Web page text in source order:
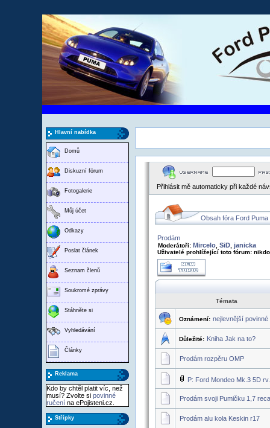
Hlavní nabídka
Domů
Diskuzní fórum
Fotogalerie
Můj účet
Odkazy
Poslat článek
Seznam členů
Soukromé zprávy
Stáhněte si
Vyhledávání
Články
Reklama
Kdo by chtěl platit víc, než
musí? Zvolte si povinné
ručení na ePojisteni.cz.
Střípky
Přihlásit mě automaticky při každé
Obsah fóra Ford Puma
Prodám
Moderátoři: Mircelo SiD janicka
Uživatelé prohlížející toto fórum:
Témata
Oznámení: nejlevnější
Důležité: Kniha Jak na to?
Prodám rozpěru OMP
P: Ford Mondeo Mk.3 5D
Prodám svoji Pumičku 1,7
Prodám alu kola Keskin r17